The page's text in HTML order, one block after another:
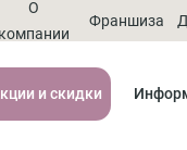
О
компании
Франшиза
и скидки